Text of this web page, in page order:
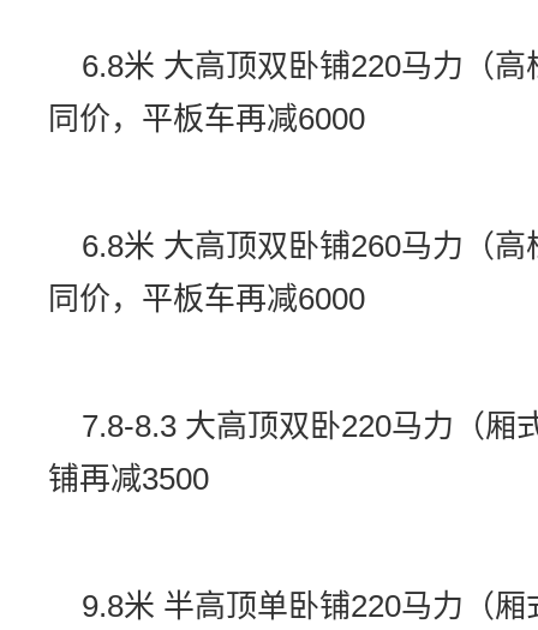
6.8米 大高顶双卧铺220马力（
同价，平板车再减6000
6.8米 大高顶双卧铺260马力（
同价，平板车再减6000
7.8-8.3 大高顶双卧220马力（厢
铺再减3500
9.8米 半高顶单卧铺220马力（